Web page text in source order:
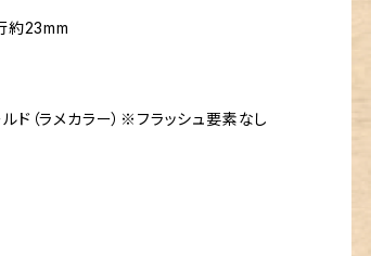
約23mm
ド（ラメカラー）※フラッシュ要素なし